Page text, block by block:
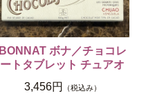
BONNAT ボナ／チョコレ
ートタブレット チュアオ
3,456円
（税込み）